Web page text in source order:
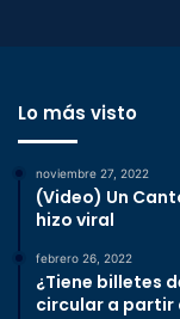
Lo más visto
noviembre 27, 2022
(Video) Un
hizo viral
febrero 26, 2022
¿Tiene billetes
circular a partir